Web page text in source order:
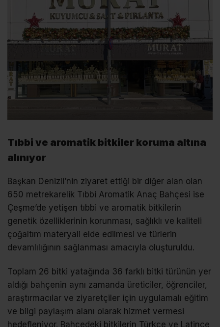
Tıbbi ve aromatik bitkiler koruma altına
alınıyor
Başkan Denizli’nin ziyaret ettiği bir diğer alan olan
650 metrekarelik Tıbbi Aromatik Anaç Bahçesi ise
Çeşme’de yetişen tıbbi ve aromatik bitkilerin
genetik özelliklerinin korunması, sağlıklı ve kaliteli
çoğaltım materyali elde edilmesi ve türlerin
devamlılığının sağlanması amacıyla oluşturuldu.
Toplam 26 bitki yatağında 36 farklı bitki türünün yer
aldığı bahçenin aynı zamanda üreticiler, öğrenciler,
araştırmacılar ve ziyaretçiler için uygulamalı eğitim
ve bilgi paylaşım alanı olarak hizmet vermesi
hedefleniyor. Bahçedeki bitkilerin Türkçe ve Latince